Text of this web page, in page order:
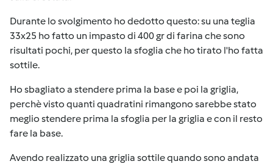
Durante lo svolgimento ho dedotto questo: su una teglia
33x25 ho fatto un impasto di 400 gr di farina che sono
risultati pochi, per questo la sfoglia che ho tirato l'ho fatta
sottile.
Ho sbagliato a stendere prima la base e poi la griglia,
perchè visto quanti quadratini rimangono sarebbe stato
meglio stendere prima la sfoglia per la griglia e con il resto
fare la base.
Avendo realizzato una griglia sottile quando sono andata